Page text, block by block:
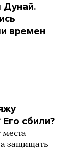
Дунай.
времен
сбили?
места
защищать